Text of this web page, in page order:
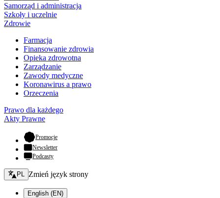
Samorząd i administracja
Szkoły i uczelnie
Zdrowie
Farmacja
Finansowanie zdrowia
Opieka zdrowotna
Zarządzanie
Zawody medyczne
Koronawirus a prawo
Orzeczenia
Prawo dla każdego
Akty Prawne
Promocje- otwiera się w nowej karcie
Newsletter
Podcasty
Zmień język - bieżący:
PL Zmień język strony
English (EN)